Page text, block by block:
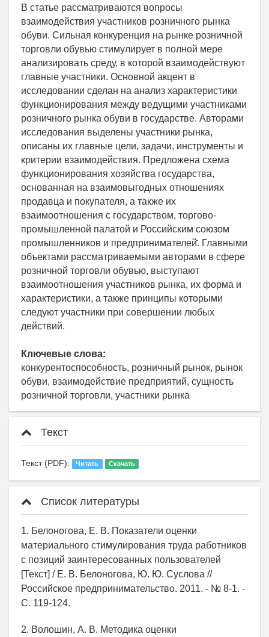
В статье рассматриваются вопросы
взаимодействия участников розничного рынка
обуви. Сильная конкуренция на рынке розничной
торговли обувью стимулирует в полной мере
анализировать среду, в которой взаимодействуют
главные участники. Основной акцент в
исследовании сделан на анализ характеристики
функционирования между ведущими участниками
розничного рынка обуви в государстве. Авторами
исследования выделены участники рынка,
описаны их главные цели, задачи, инструменты и
критерии взаимодействия. Предложена схема
функционирования хозяйства государства,
основанная на взаимовыгодных отношениях
продавца и покупателя, а также их
взаимоотношения с государством, торгово-
промышленной палатой и Российским союзом
промышленников и предпринимателей̆. Главными
объектами рассматриваемыми авторами в сфере
розничной торговли обувью, выступают
взаимоотношения участников рынка, их форма и
характеристики, а также принципы которыми
следуют участники при совершении любых
действий.
Ключевые слова:
конкурентоспособность, розничный рынок, рынок
обуви, взаимодействие предприятий, сущность
розничной торговли, участники рынка
Текст
Текст (PDF): Читать Скачать
Список литературы
1. Белоногова, Е. В. Показатели оценки
материального стимулирования труда работников
с позиций заинтересованных пользователей
[Текст] / Е. В. Белоногова, Ю. Ю. Суслова //
Российское предпринимательство. 2011. - № 8-1. -
С. 119-124.
2. Волошин, А. В. Методика оценки